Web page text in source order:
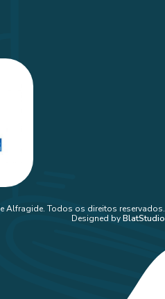
Alfragide. Todos os direitos reservados.
Designed byBlatStudio